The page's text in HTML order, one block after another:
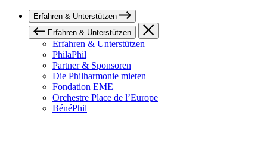
Erfahren & Unterstützen
Erfahren & Unterstützen
Erfahren & Unterstützen
PhilaPhil
Partner & Sponsoren
Die Philharmonie mieten
Fondation EME
Orchestre Place de l’Europe
BénéPhil